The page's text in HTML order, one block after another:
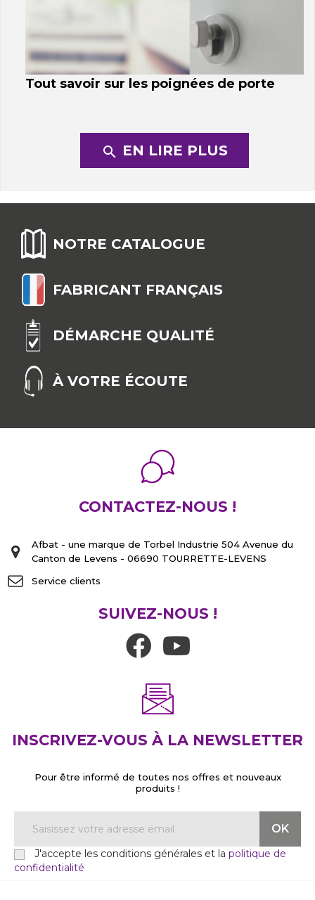
Tout savoir sur les poignées de porte
search EN LIRE PLUS
NOTRE CATALOGUE
FABRICANT FRANÇAIS
DÉMARCHE QUALITÉ
À VOTRE ÉCOUTE
CONTACTEZ-NOUS !
Afbat - une marque de Torbel Industrie 504 Avenue du
Canton de Levens - 06690 TOURRETTE-LEVENS
Service clients
SUIVEZ-NOUS !
INSCRIVEZ-VOUS À LA NEWSLETTER
Pour être informé de toutes nos offres et nouveaux
produits !
J'accepte les conditions générales et la politique de
confidentialité